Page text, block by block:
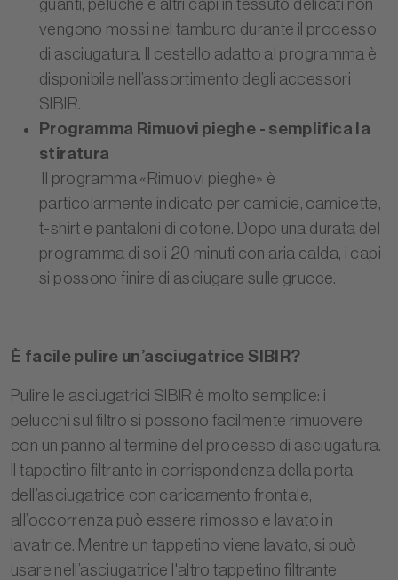
guanti, peluche e altri capi in tessuto delicati non
vengono mossi nel tamburo durante il processo
di asciugatura. Il cestello adatto al programma è
disponibile nell’assortimento degli accessori
SIBIR.
Programma Rimuovi pieghe - semplifica la
stiratura
Il programma «Rimuovi pieghe» è
particolarmente indicato per camicie, camicette,
t-shirt e pantaloni di cotone. Dopo una durata del
programma di soli 20 minuti con aria calda, i capi
si possono finire di asciugare sulle grucce.
È facile pulire un’asciugatrice SIBIR?
Pulire le asciugatrici SIBIR è molto semplice: i
pelucchi sul filtro si possono facilmente rimuovere
con un panno al termine del processo di asciugatura.
Il tappetino filtrante in corrispondenza della porta
dell’asciugatrice con caricamento frontale,
all’occorrenza può essere rimosso e lavato in
lavatrice. Mentre un tappetino viene lavato, si può
usare nell’asciugatrice l'altro tappetino filtrante